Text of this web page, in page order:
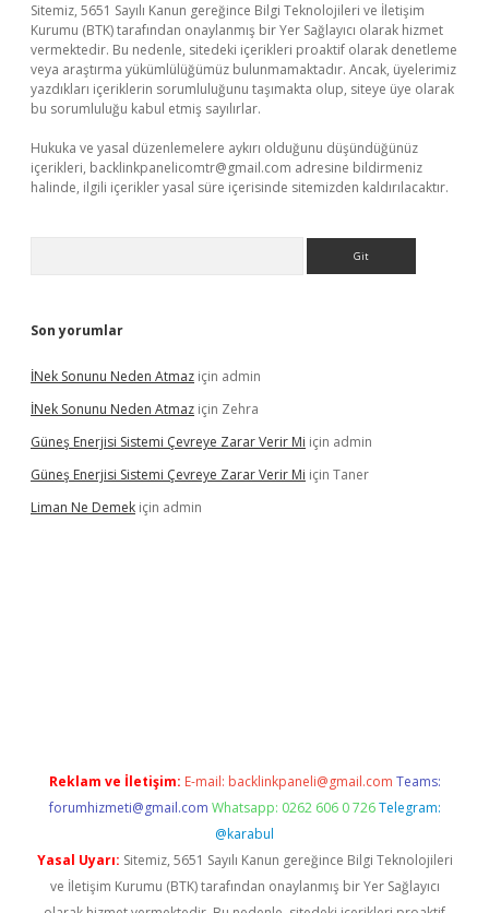
Sitemiz, 5651 Sayılı Kanun gereğince Bilgi Teknolojileri ve İletişim
Kurumu (BTK) tarafından onaylanmış bir Yer Sağlayıcı olarak hizmet
vermektedir. Bu nedenle, sitedeki içerikleri proaktif olarak denetleme
veya araştırma yükümlülüğümüz bulunmamaktadır. Ancak, üyelerimiz
yazdıkları içeriklerin sorumluluğunu taşımakta olup, siteye üye olarak
bu sorumluluğu kabul etmiş sayılırlar.
Hukuka ve yasal düzenlemelere aykırı olduğunu düşündüğünüz
içerikleri, backlinkpanelicomtr@gmail.com adresine bildirmeniz
halinde, ilgili içerikler yasal süre içerisinde sitemizden kaldırılacaktır.
Son yorumlar
İNek Sonunu Neden Atmaz için admin
İNek Sonunu Neden Atmaz için Zehra
Güneş Enerjisi Sistemi Çevreye Zarar Verir Mi için admin
Güneş Enerjisi Sistemi Çevreye Zarar Verir Mi için Taner
Liman Ne Demek için admin
Reklam ve İletişim: E-mail: backlinkpaneli@gmail.com Teams:
forumhizmeti@gmail.com Whatsapp: 0262 606 0 726 Telegram:
@karabul
Yasal Uyarı: Sitemiz, 5651 Sayılı Kanun gereğince Bilgi Teknolojileri
ve İletişim Kurumu (BTK) tarafından onaylanmış bir Yer Sağlayıcı